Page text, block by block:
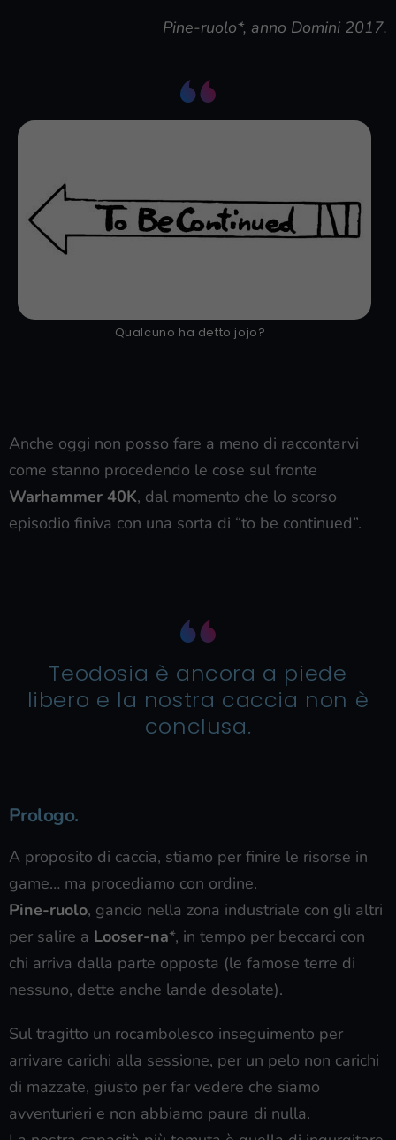
Pine-ruolo*, anno Domini 2017.
Qualcuno ha detto jojo?
Anche oggi non posso fare a meno di raccontarvi
come stanno procedendo le cose sul fronte
Warhammer 40K, dal momento che lo scorso
episodio finiva con una sorta di “to be continued”.
Teodosia è ancora a piede
libero e la nostra caccia non è
conclusa.
Prologo.
A proposito di caccia, stiamo per finire le risorse in
game… ma procediamo con ordine.
Pine-ruolo, gancio nella zona industriale con gli altri
per salire a Looser-na*, in tempo per beccarci con
chi arriva dalla parte opposta (le famose terre di
nessuno, dette anche lande desolate).
Sul tragitto un rocambolesco inseguimento per
arrivare carichi alla sessione, per un pelo non carichi
di mazzate, giusto per far vedere che siamo
avventurieri e non abbiamo paura di nulla.